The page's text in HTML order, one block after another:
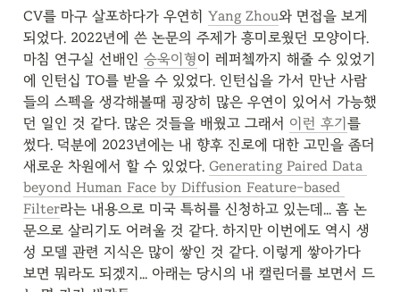
CV를 마구 살포하다가 우연히 Yang Zhou와 면접을 보게
되었다. 2022년에 쓴 논문의 주제가 흥미로웠던 모양이다.
마침 연구실 선배인 승욱이형이 레퍼쳌까지 해줄 수 있었기
에 인턴십 TO를 받을 수 있었다. 인턴십을 가서 만난 사람
들의 스펙을 생각해볼때 굉장히 많은 우연이 있어서 가능했
던 일인 것 같다. 많은 것들을 배웠고 그래서 이런 후기 를
썼다. 덕분에 2023년에는 내 향후 진로에 대한 고민을 좀더
새로운 차원에서 할 수 있었다. Generating Paired Data
beyond Human Face by Diffusion Feature-based
Filter라는 내용으로 미국 특허를 신청하고 있는데... 흠 논
문으로 살리기도 어려울 것 같다. 하지만 이번에도 역시 생
성 모델 관련 지식은 많이 쌓인 것 같다. 이렇게 쌓아가다
보면 뭐라도 되겠지... 아래는 당시의 내 캘린더를 보면서 드